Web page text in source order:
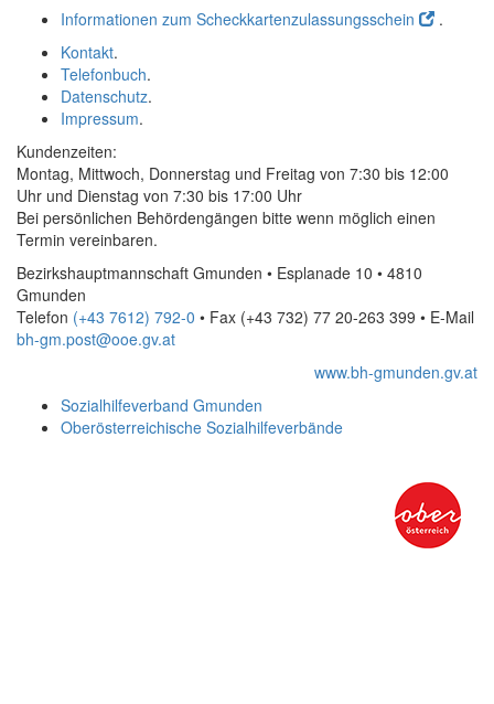
Informationen zum Scheckkartenzulassungsschein
.
Kontakt.
Telefonbuch.
Datenschutz.
Impressum.
Kundenzeiten:
Montag, Mittwoch, Donnerstag und Freitag von 7:30 bis 12:00
Uhr und Dienstag von 7:30 bis 17:00 Uhr
Bei persönlichen Behördengängen bitte wenn möglich einen
Termin vereinbaren.
Bezirkshauptmannschaft Gmunden • Esplanade 10 • 4810
Gmunden
Telefon (+43 7612) 792-0 • Fax (+43 732) 77 20-263 399 • E-Mail
bh-gm.post@ooe.gv.at
www.bh-gmunden.gv.at
Sozialhilfeverband Gmunden
Oberösterreichische Sozialhilfeverbände